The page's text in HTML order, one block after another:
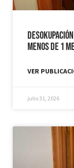
Menos de 1
VER
julio 31, 2026